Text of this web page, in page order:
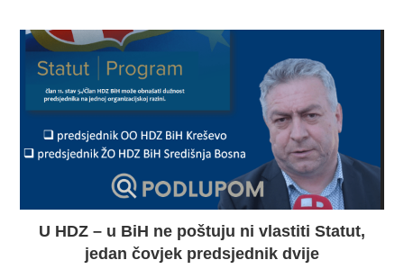
U HDZ – u BiH ne poštuju ni vlastiti Statut,
jedan čovjek predsjednik dvije